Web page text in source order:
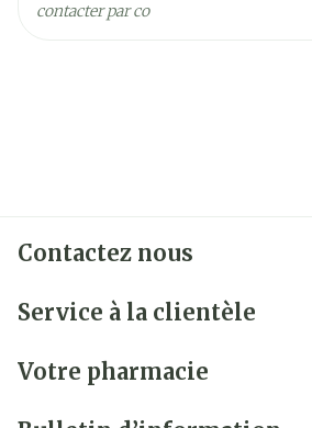
Perte d'appétit
Éruptions cutanées, éruptions
démangeaisons
diminuer la solidité
entraîner des fractures osseuses
fêlures) dans certains cas
contacter par co
Contactez nous
Service à la clientèle
Votre pharmacie